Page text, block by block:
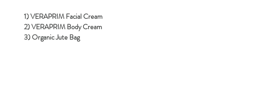
1) VERAPRIM Facial Cream
2) VERAPRIM Body Cream
3) Organic Jute Bag